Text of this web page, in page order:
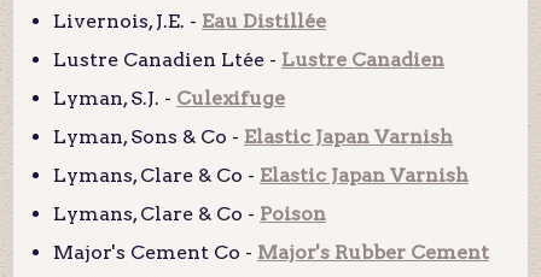
Livernois, J.E. - Eau Distillée
Lustre Canadien Ltée - Lustre Canadien
Lyman, S.J. - Culexifuge
Lyman, Sons & Co - Elastic Japan Varnish
Lymans, Clare & Co - Elastic Japan Varnish
Lymans, Clare & Co - Poison
Major's Cement Co - Major's Rubber Cement